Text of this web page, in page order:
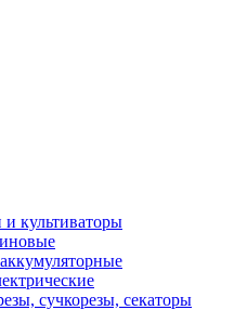
культиваторы
сучкорезы, секаторы